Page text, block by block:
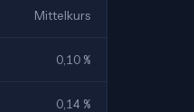
Mittelkurs
0,10 %
0,14 %